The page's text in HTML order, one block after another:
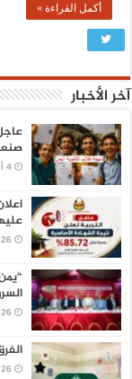
أكمل القراءة »
آخر الأخبار
صنعاء 1448